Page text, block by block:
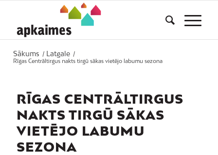
Sākums / Latgale /
Rīgas Centrāltirgus nakts tirgū sākas vietējo labumu sezona
RĪGAS CENTRĀLTIRGUS
NAKTS TIRGŪ SĀKAS
VIETĒJO LABUMU
SEZONA